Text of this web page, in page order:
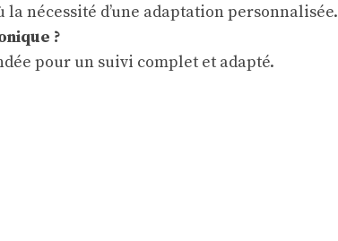
nécessité d’une adaptation personnalisée.
?
pour un suivi complet et adapté.